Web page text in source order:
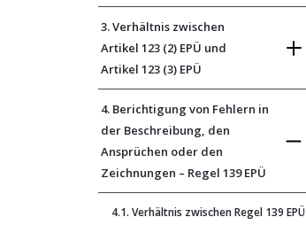
3. Verhältnis zwischen
Artikel 123 (2) EPÜ und
Artikel 123 (3) EPÜ
4. Berichtigung von Fehlern in
der Beschreibung, den
Ansprüchen oder den
Zeichnungen – Regel 139 EPÜ
4.1. Verhältnis zwischen Regel 139 EPÜ